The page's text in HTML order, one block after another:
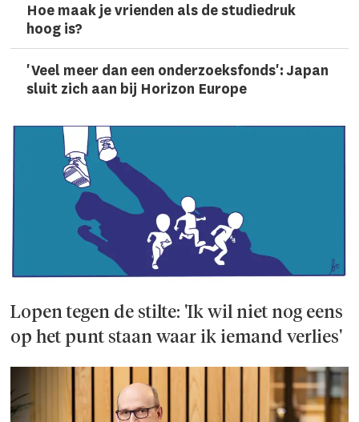
Hoe maak je vrienden als de studiedruk
hoog is?
'Veel meer dan een onderzoeks­fonds': Japan
sluit zich aan bij Horizon Europe
Lopen tegen de stilte: 'Ik wil niet nog eens
op het punt staan waar ik iemand verlies'